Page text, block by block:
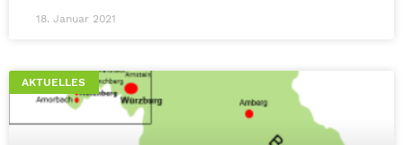
18. Januar 2021
AKTUELLES